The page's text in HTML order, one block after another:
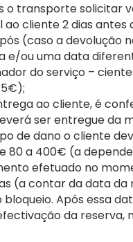
o transporte solicitar
cliente 2 dias antes
(caso a devolução
e/ou uma data
do serviço –
ao cliente, é
ser entregue da
de dano o cliente
80 a 400€ (a
efetuado no
(a contar da data
Após essa
da reserva,